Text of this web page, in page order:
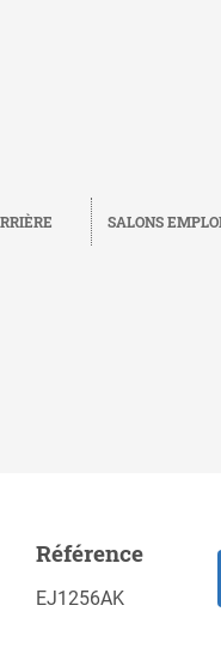
SALONS
Sauvegarder
Référence
EJ1256AK